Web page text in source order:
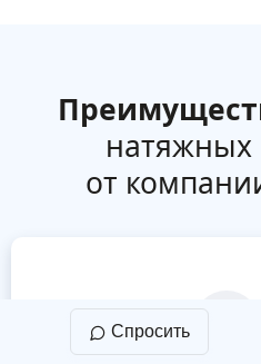
натяжных
от
Спросить